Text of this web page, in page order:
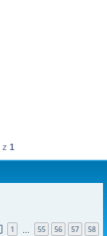
z 1
1 55 56 57 58